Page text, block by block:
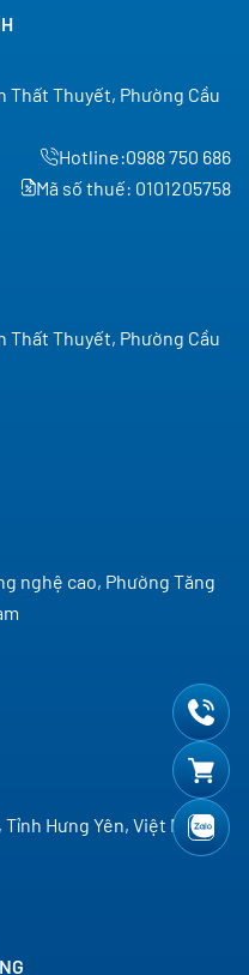
Thất Thuyết, Phường Cầu
Hotline:0988 750 686
Mã số thuế: 0101205758
Thất Thuyết, Phường Cầu
nghệ cao, Phường Tăng
Hưng Yên, Việt Nam